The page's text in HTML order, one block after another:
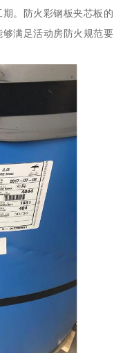
。防火彩钢板夹芯板的
满足活动房防火规范要